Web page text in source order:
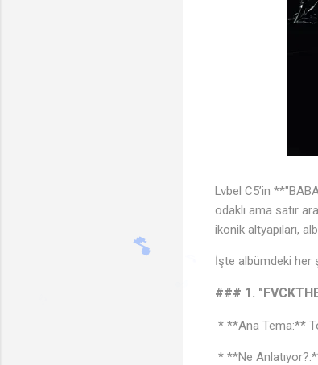
Lvbel C5’in
odaklı ama satır
ikonik altyapıları,
İşte albümdeki her
### 1.
* **Ana Tema:**
* **Ne